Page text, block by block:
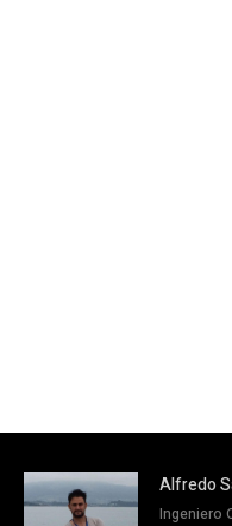
Alfredo
Ingeniero